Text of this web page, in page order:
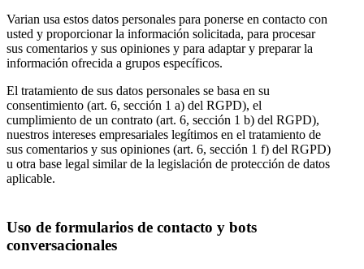
Varian usa estos datos personales para ponerse en contacto con
usted y proporcionar la información solicitada, para procesar
sus comentarios y sus opiniones y para adaptar y preparar la
información ofrecida a grupos específicos.
El tratamiento de sus datos personales se basa en su
consentimiento (art. 6, sección 1 a) del RGPD), el
cumplimiento de un contrato (art. 6, sección 1 b) del RGPD),
nuestros intereses empresariales legítimos en el tratamiento de
sus comentarios y sus opiniones (art. 6, sección 1 f) del RGPD)
u otra base legal similar de la legislación de protección de datos
aplicable.
Uso de formularios de contacto y bots
conversacionales